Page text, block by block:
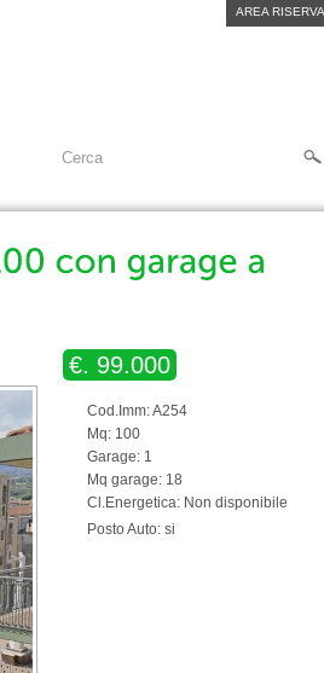
AREA
€. 99.000
Cod.Imm: A254
Mq: 100
Garage: 1
Mq garage: 18
Cl.Energetica: Non disponibile
Posto Auto: si